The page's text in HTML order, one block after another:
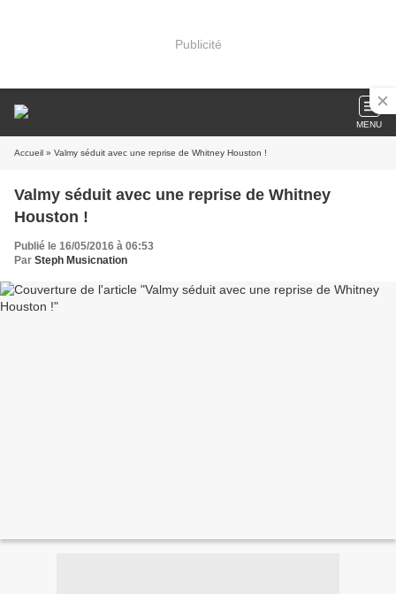
Publicité
MENU
Accueil » Valmy séduit avec une reprise de Whitney Houston !
Valmy séduit avec une reprise de Whitney
Houston !
Publié le 16/05/2016 à 06:53
Par Steph Musicnation